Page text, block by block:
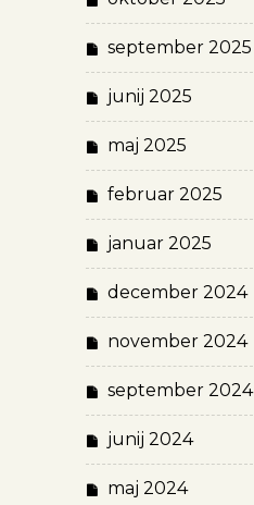
september 2025
junij 2025
maj 2025
februar 2025
januar 2025
december 2024
november 2024
september 2024
junij 2024
maj 2024